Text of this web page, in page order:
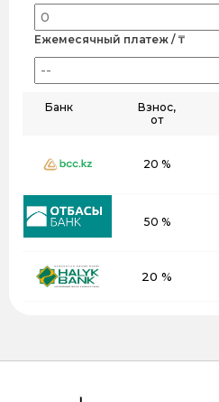
Ежемесячный платеж / ₸
Банк
Взнос,
от
20 %
50 %
20 %